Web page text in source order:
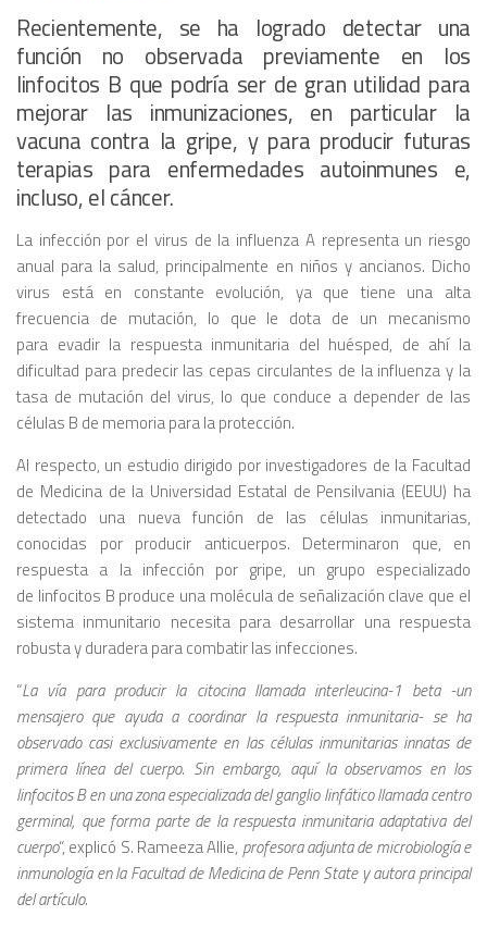
Recientemente, se ha logrado detectar una
función no observada previamente en los
linfocitos B que podría ser de gran utilidad para
mejorar las inmunizaciones, en particular la
vacuna contra la gripe, y para producir futuras
terapias para enfermedades autoinmunes e,
incluso, el cáncer.
La infección por el virus de la influenza A representa un riesgo
anual para la salud, principalmente en niños y ancianos. Dicho
virus está en constante evolución, ya que tiene una alta
frecuencia de mutación, lo que le dota de un mecanismo
para evadir la respuesta inmunitaria del huésped, de ahí la
dificultad para predecir las cepas circulantes de la influenza y la
tasa de mutación del virus, lo que conduce a depender de las
células B de memoria para la protección.
Al respecto, un estudio dirigido por investigadores de la Facultad
de Medicina de la Universidad Estatal de Pensilvania (EEUU) ha
detectado una nueva función de las células inmunitarias,
conocidas por producir anticuerpos. Determinaron que, en
respuesta a la infección por gripe, un grupo especializado
de linfocitos B produce una molécula de señalización clave que el
sistema inmunitario necesita para desarrollar una respuesta
robusta y duradera para combatir las infecciones.
“La vía para producir la citocina llamada interleucina-1 beta -un
mensajero que ayuda a coordinar la respuesta inmunitaria- se ha
observado casi exclusivamente en las células inmunitarias innatas de
primera línea del cuerpo. Sin embargo, aquí la observamos en los
linfocitos B en una zona especializada del ganglio linfático llamada centro
germinal, que forma parte de la respuesta inmunitaria adaptativa del
cuerpo“, explicó S. Rameeza Allie, profesora adjunta de microbiología e
inmunología en la Facultad de Medicina de Penn State y autora principal
del artículo.